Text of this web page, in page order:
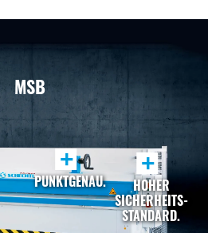
MSB
+
PUNKTGENAU.
+
HOHER
SICHERHEITS-
STANDARD.